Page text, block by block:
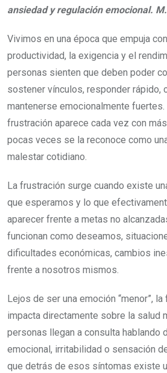
ansiedad y regulación emocional.
Vivimos en una época que empuja
productividad, la exigencia y el
personas sienten que deben poder
sostener vínculos, responder rápido,
mantenerse emocionalmente
frustración aparece cada vez con
pocas veces se la reconoce como
malestar cotidiano.
La frustración surge cuando existe
que esperamos y lo que
aparecer frente a metas no
funcionan como deseamos,
dificultades económicas, cambios
frente a nosotros mismos.
Lejos de ser una emoción “menor”,
impacta directamente sobre la salud
personas llegan a consulta hablando
emocional, irritabilidad o sensación
que detrás de esos síntomas existe